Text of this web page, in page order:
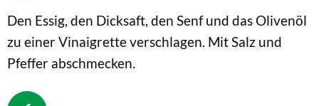
Den Essig, den Dicksaft, den Senf und das Olivenöl
zu einer Vinaigrette verschlagen. Mit Salz und
Pfeffer abschmecken.